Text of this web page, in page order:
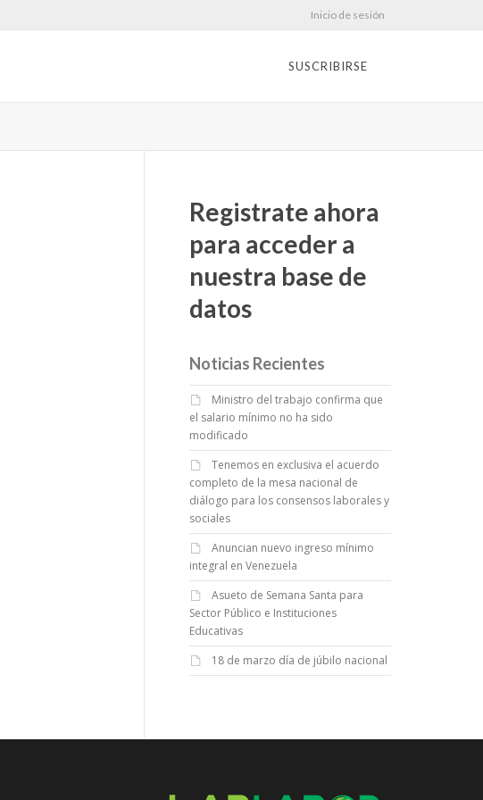
Inicio de sesión
SUSCRIBIRSE
Registrate ahora
para acceder a
nuestra base de
datos
Noticias Recientes
Ministro del trabajo confirma que
el salario mínimo no ha sido
modificado
Tenemos en exclusiva el acuerdo
completo de la mesa nacional de
diálogo para los consensos laborales y
sociales
Anuncian nuevo ingreso mínimo
integral en Venezuela
Asueto de Semana Santa para
Sector Público e Instituciones
Educativas
18 de marzo día de júbilo nacional